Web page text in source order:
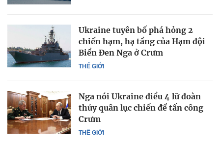
THẾ GIỚI
Ukraine tuyên bố phá hỏng 2
chiến hạm, hạ tầng của Hạm đội
Biển Đen Nga ở Crưm
THẾ GIỚI
Nga nói Ukraine điều 4 lữ đoàn
thủy quân lục chiến để tấn công
Crưm